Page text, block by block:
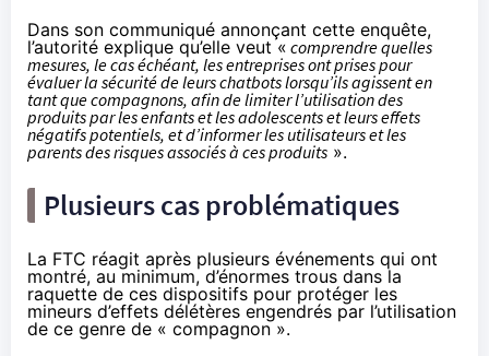
Dans son communiqué annonçant cette enquête,
l’autorité explique qu’elle veut « comprendre quelles
mesures, le cas échéant, les entreprises ont prises pour
évaluer la sécurité de leurs chatbots lorsqu’ils agissent en
tant que compagnons, afin de limiter l’utilisation des
produits par les enfants et les adolescents et leurs effets
négatifs potentiels, et d’informer les utilisateurs et les
parents des risques associés à ces produits ».
Plusieurs cas problématiques
La FTC réagit après plusieurs événements qui ont
montré, au minimum, d’énormes trous dans la
raquette de ces dispositifs pour protéger les
mineurs d’effets délétères engendrés par l’utilisation
de ce genre de « compagnon ».